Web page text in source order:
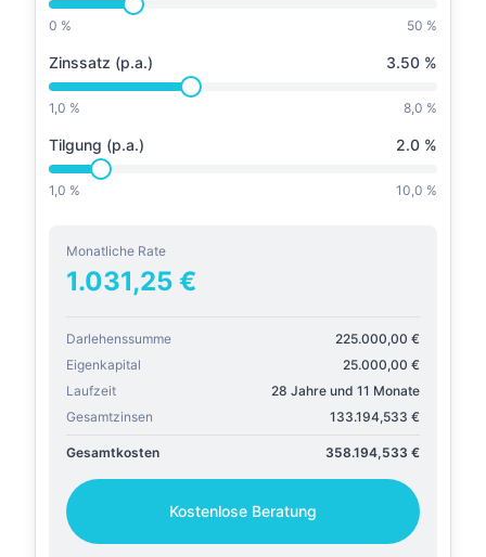
0 % 50 %
Zinssatz (p.a.) 3.50 %
1,0 % 8,0 %
Tilgung (p.a.) 2.0 %
1,0 % 10,0 %
Monatliche Rate
1.031,25 €
Darlehenssumme 225.000,00 €
Eigenkapital
25.000,00 €
Laufzeit
28 Jahre und 11 Monate
Gesamtzinsen
133.194,533 €
Gesamtkosten 358.194,533 €
Kostenlose Beratung